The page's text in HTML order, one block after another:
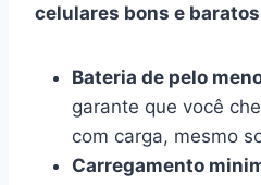
celulares bons e baratos
Bateria de pelo
garante que você
com carga, mesmo
Carregamento